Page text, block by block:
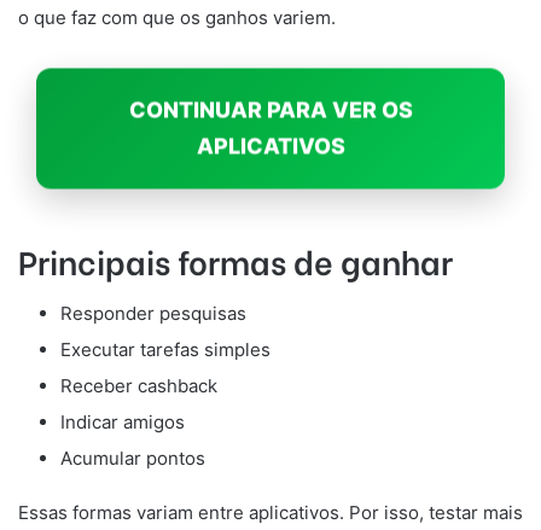
o que faz com que os ganhos variem.
CONTINUAR PARA VER OS
APLICATIVOS
Principais formas de ganhar
Responder pesquisas
Executar tarefas simples
Receber cashback
Indicar amigos
Acumular pontos
Essas formas variam entre aplicativos. Por isso, testar mais